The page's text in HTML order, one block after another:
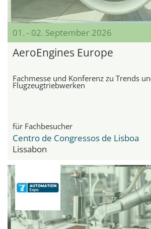
01. - 02. September 2026
AeroEngines Europe
Fachmesse und Konferenz zu Trends
Flugzeugtriebwerken
für Fachbesucher
Centro de Congressos de Lisboa
Lissabon